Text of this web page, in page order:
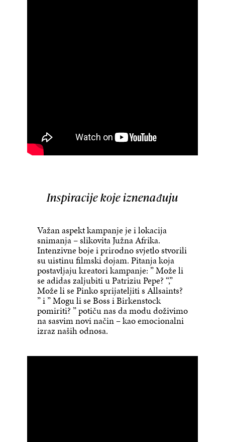
Inspiracije koje iznenađuju
Važan aspekt kampanje je i lokacija
snimanja – slikovita Južna Afrika.
Intenzivne boje i prirodno svjetlo stvorili
su uistinu filmski dojam. Pitanja koja
postavljaju kreatori kampanje: ” Može li
se adidas zaljubiti u Patriziu Pepe? “,”
Može li se Pinko sprijateljiti s Allsaints?
” i ” Mogu li se Boss i Birkenstock
pomiriti? ” potiču nas da modu doživimo
na sasvim novi način – kao emocionalni
izraz naših odnosa.